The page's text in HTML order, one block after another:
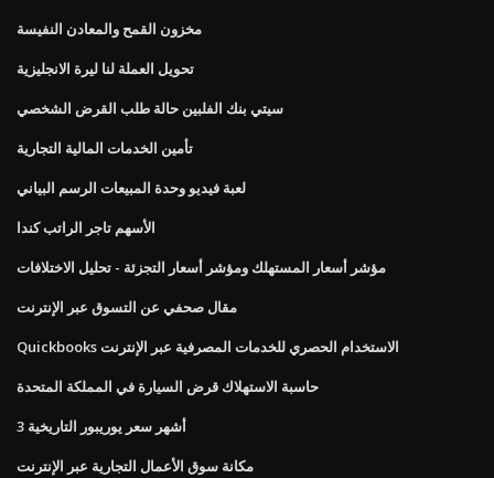
مخزون القمح والمعادن النفيسة
تحويل العملة لنا ليرة الانجليزية
سيتي بنك الفلبين حالة طلب القرض الشخصي
تأمين الخدمات المالية التجارية
لعبة فيديو وحدة المبيعات الرسم البياني
الأسهم تاجر الراتب كندا
مؤشر أسعار المستهلك ومؤشر أسعار التجزئة - تحليل الاختلافات
مقال صحفي عن التسوق عبر الإنترنت
Quickbooks الاستخدام الحصري للخدمات المصرفية عبر الإنترنت
حاسبة الاستهلاك قرض السيارة في المملكة المتحدة
3 أشهر سعر يوريبور التاريخية
مكانة سوق الأعمال التجارية عبر الإنترنت